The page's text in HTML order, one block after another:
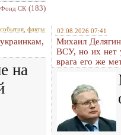
Фонд СК (183)
факты
на
02.08.2026 07:41
Михаил
ВСУ, но их нет
врага его же